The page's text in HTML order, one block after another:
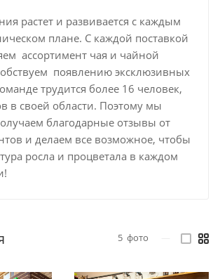
растет и развивается с каждым
плане. С каждой поставкой
ассортимент чая и чайной
появлению эксклюзивных
трудится более 16 человек,
в своей области. Поэтому мы
благодарные отзывы от
и делаем все возможное, чтобы
росла и процветала в каждом
5 фото